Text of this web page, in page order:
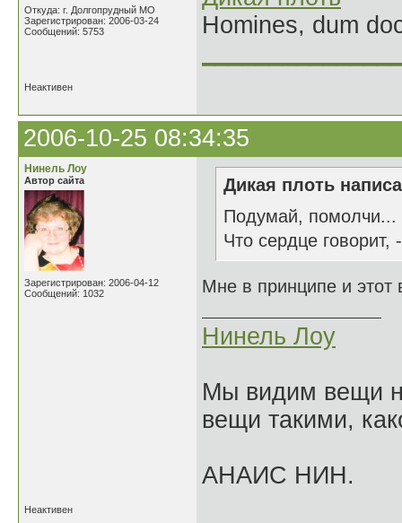
Откуда: г. Долгопрудный МО
Зарегистрирован: 2006-03-24
Сообщений: 5753
Homines, dum
Неактивен
2006-10-25 08:34:35
Нинель Лоу
Автор сайта
Зарегистрирован: 2006-04-12
Сообщений: 1032
Дикая плоть
Подумай, помолчи...
Что сердце говорит,
Мне в принципе и этот
Нинель Лоу
Мы видим вещи
вещи такими,
АНАИС НИН.
Неактивен